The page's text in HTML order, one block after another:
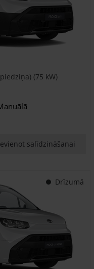
(75 kW)
salīdzināšanai
Drīzumā